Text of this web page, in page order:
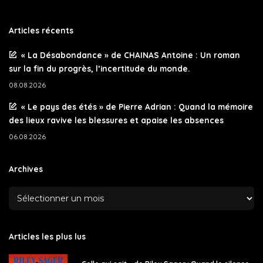
Articles récents
« La Désabondance » de CHAINAS Antoine : Un roman
sur la fin du progrès, l’incertitude du monde.
08.08.2026
« Le pays des étés » de Pierre Adrian : Quand la mémoire
des lieux ravive les blessures et apaise les absences
06.08.2026
Archives
Articles les plus lus